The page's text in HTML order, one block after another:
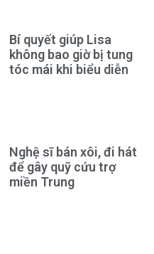
Bí quyết giúp Lisa
không bao giờ bị tung
tóc mái khi biểu diễn
Nghệ sĩ bán xôi, đi hát
để gây quỹ cứu trợ
miền Trung